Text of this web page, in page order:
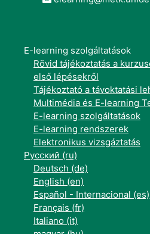
E-learning szolgáltatások
Rövid tájékoztatás a
első lépésekről
Tájékoztató a távoktatási
Multimédia és E-learning
E-learning szolgáltatások
E-learning rendszerek
Elektronikus vizsgáztatás
Русский ‎(ru)‎
Deutsch ‎(de)‎
English ‎(en)‎
Español - Internacional ‎(es)‎
Français ‎(fr)‎
Italiano ‎(it)‎